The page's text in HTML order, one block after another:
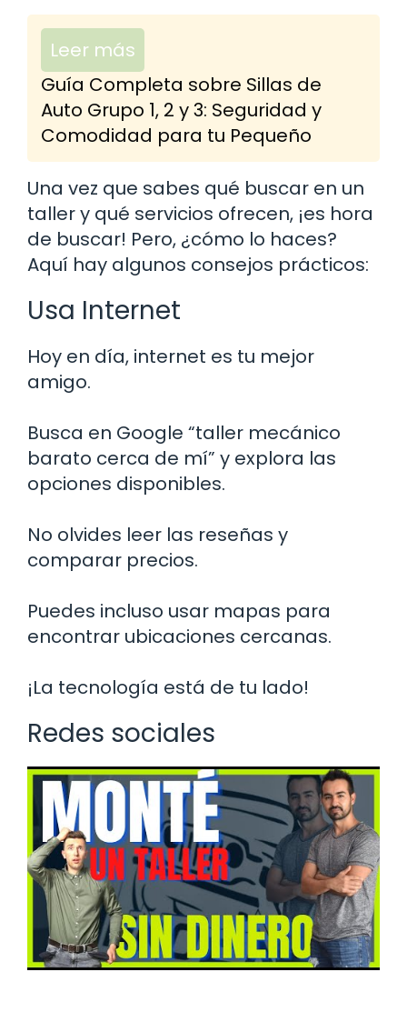
Leer más
Guía Completa sobre Sillas de
Auto Grupo 1, 2 y 3: Seguridad y
Comodidad para tu Pequeño
Una vez que sabes qué buscar en un
taller y qué servicios ofrecen, ¡es hora
de buscar! Pero, ¿cómo lo haces?
Aquí hay algunos consejos prácticos:
Usa Internet
Hoy en día, internet es tu mejor
amigo.
Busca en Google “taller mecánico
barato cerca de mí” y explora las
opciones disponibles.
No olvides leer las reseñas y
comparar precios.
Puedes incluso usar mapas para
encontrar ubicaciones cercanas.
¡La tecnología está de tu lado!
Redes sociales